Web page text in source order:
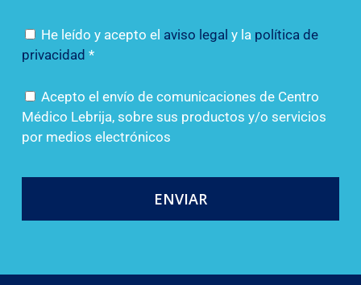
He leído y acepto el aviso legal y la política de
privacidad *
Acepto el envío de comunicaciones de Centro
Médico Lebrija, sobre sus productos y/o servicios
por medios electrónicos